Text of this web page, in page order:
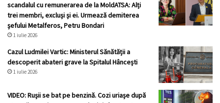
scandalul cu remunerarea de la MoldATSA: Alți
trei membri, excluși și ei. Urmează demiterea
șefului Metalferos, Petru Bondari
1 iulie 2026
Cazul Ludmilei Vartic: Ministerul Sănătății a
descoperit abateri grave la Spitalul Hâncești
1 iulie 2026
VIDEO: Rușii se bat pe benzină. Cozi uriașe după